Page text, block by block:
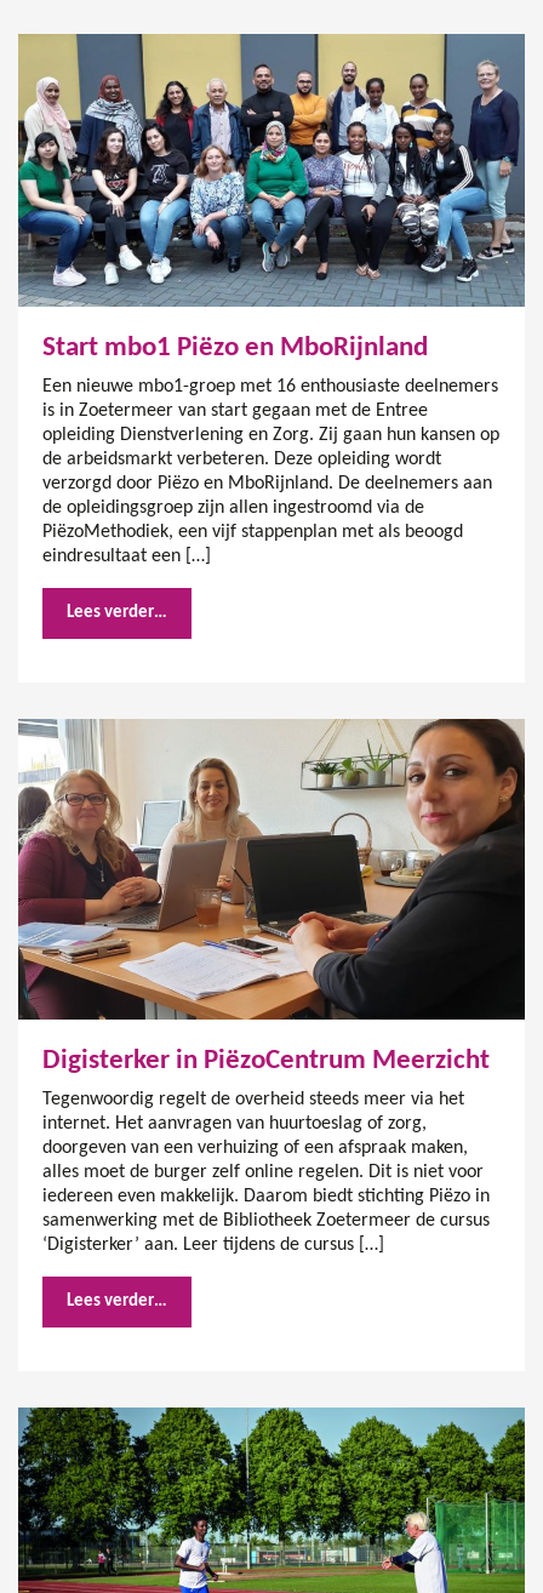
Start mbo1 Piëzo en MboRijnland
Een nieuwe mbo1-groep met 16 enthousiaste deelnemers
is in Zoetermeer van start gegaan met de Entree
opleiding Dienstverlening en Zorg. Zij gaan hun kansen op
de arbeidsmarkt verbeteren. Deze opleiding wordt
verzorgd door Piëzo en MboRijnland. De deelnemers aan
de opleidingsgroep zijn allen ingestroomd via de
PiëzoMethodiek, een vijf stappenplan met als beoogd
eindresultaat een […]
Lees verder…
Digisterker in PiëzoCentrum Meerzicht
Tegenwoordig regelt de overheid steeds meer via het
internet. Het aanvragen van huurtoeslag of zorg,
doorgeven van een verhuizing of een afspraak maken,
alles moet de burger zelf online regelen. Dit is niet voor
iedereen even makkelijk. Daarom biedt stichting Piëzo in
samenwerking met de Bibliotheek Zoetermeer de cursus
‘Digisterker’ aan. Leer tijdens de cursus […]
Lees verder…